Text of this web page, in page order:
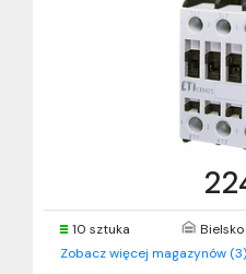
10 sztuka Bielsko
Zobacz więcej magazynów (3)